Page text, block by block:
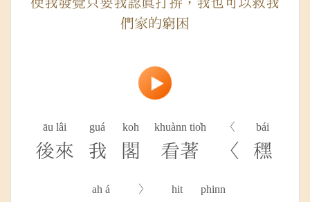
們家的窮困
āu lâi
後來
guá
我
koh
閣
khuànn tio̍h
看著
〈
〈
bái
䆀
ah á 〉 hit phinn